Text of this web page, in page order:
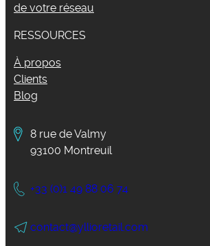
de votre réseau
RESSOURCES
À propos
Clients
Blog
8 rue de Valmy
93100 Montreuil
+33 (0)1 49 88 06 74
contact@yllioretail.com